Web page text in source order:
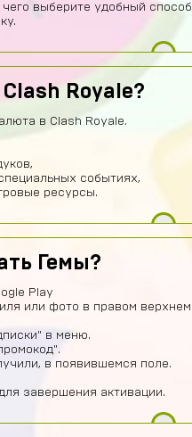
чего выберите удобный способ
Royale?
в Clash Royale.
событиях,
ресурсы.
Гемы?
Play
или фото в правом верхнем
в меню.
в появившемся поле.
завершения активации.